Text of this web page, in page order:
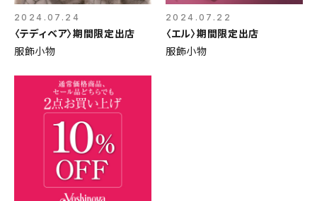
2024.07.24
〈テディベア〉期間限定出店
服飾小物
2024.07.22
〈エル〉期間限定出店
服飾小物